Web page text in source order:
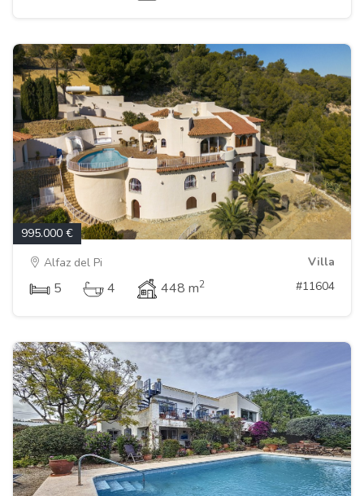
995.000 €
Alfaz del Pi
Villa
5 4 448 m2 #11604